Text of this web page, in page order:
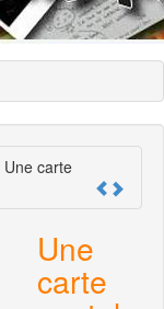
Une carte
Une
carte